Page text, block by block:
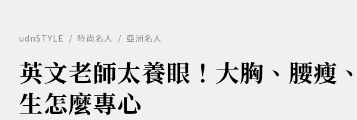
udnSTYLE 時尚名人 亞洲名人
英文老師太養眼！大胸、腰
生怎麼專心